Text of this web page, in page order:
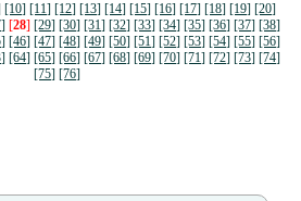
[10] [11] [12] [13] [14] [15] [16] [17] [18] [19] [20]
[28] [29] [30] [31] [32] [33] [34] [35] [36] [37] [38]
[46] [47] [48] [49] [50] [51] [52] [53] [54] [55] [56]
[64] [65] [66] [67] [68] [69] [70] [71] [72] [73] [74]
[75] [76]